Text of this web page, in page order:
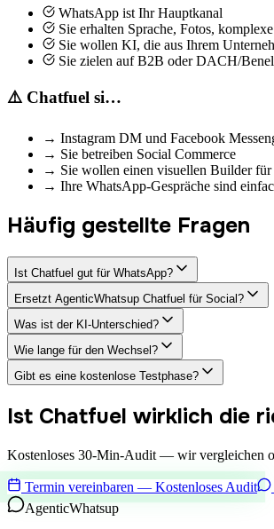
WhatsApp ist Ihr Hauptkanal
Sie erhalten Sprache, Fotos,
Sie wollen KI, die aus Ihrem
Sie zielen auf B2B oder DACH/
⚠️ Chatfuel si…
→ Instagram DM und Facebook
→ Sie betreiben Social Commerce
→ Sie wollen einen visuellen Builder
→ Ihre WhatsApp-Gespräche sind
Häufig gestellte Fragen
Ist Chatfuel gut für WhatsApp?
Ersetzt AgenticWhatsup Chatfuel für Social?
Was ist der KI-Unterschied?
Wie lange für den Wechsel?
Gibt es eine kostenlose Testphase?
Ist Chatfuel wirklich die
Kostenloses 30-Min-Audit — wir vergleichen
Termin vereinbaren — Kostenloses Audit
AgenticWhatsup